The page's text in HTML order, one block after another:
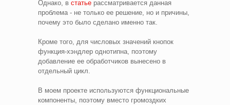
Однако, в статье рассматривается данная
проблема - не только ее решение, но и причины,
почему это было сделано именно так.
Кроме того, для числовых значений кнопок
функция-хэндлер однотипна, поэтому
добавление ее обработчиков вынесено в
отдельный цикл.
В моем проекте используются функциональные
компоненты, поэтому вместо громоздких